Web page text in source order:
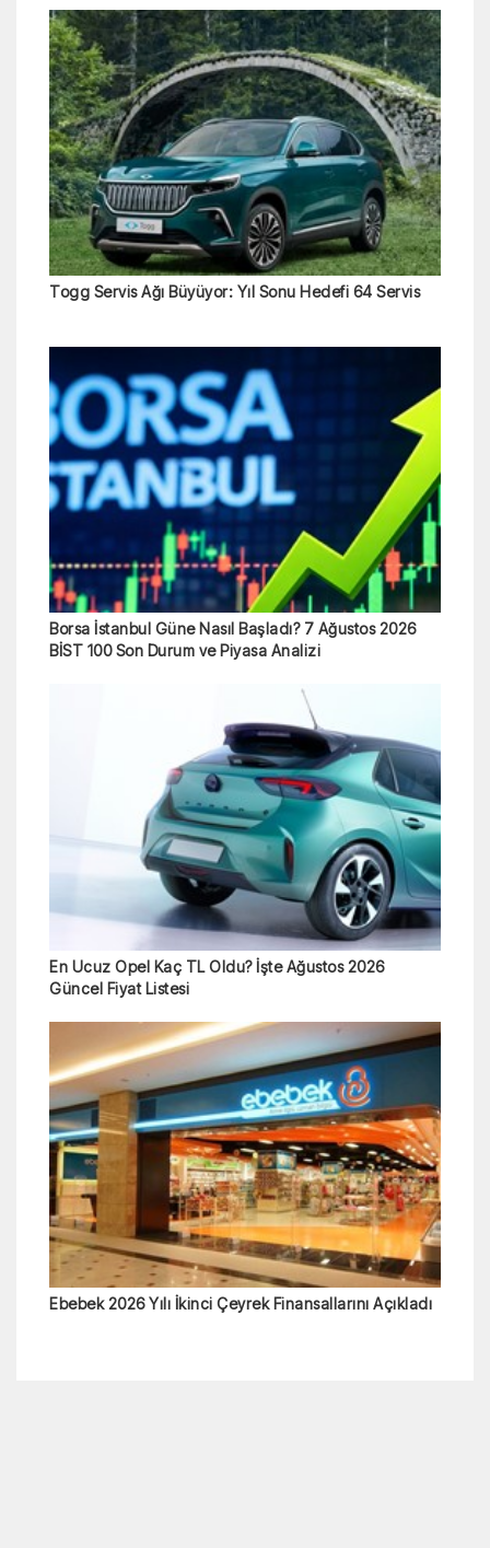
Togg Servis Ağı Büyüyor: Yıl Sonu Hedefi 64 Servis
Borsa İstanbul Güne Nasıl Başladı? 7 Ağustos 2026
BİST 100 Son Durum ve Piyasa Analizi
En Ucuz Opel Kaç TL Oldu? İşte Ağustos 2026
Güncel Fiyat Listesi
Ebebek 2026 Yılı İkinci Çeyrek Finansallarını Açıkladı